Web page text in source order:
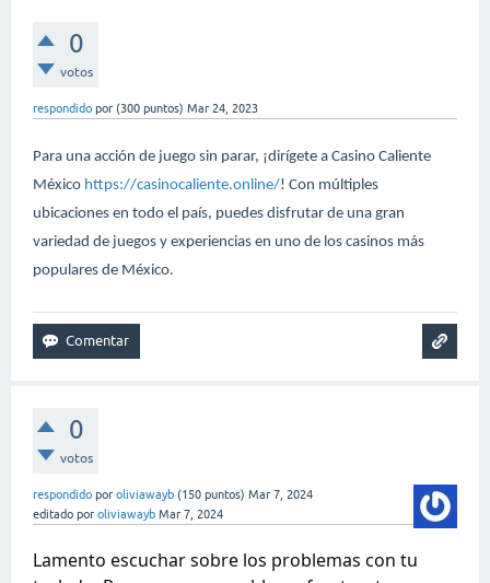
0
votos
respondido por (300 puntos) Mar 24, 2023
Para una acción de juego sin parar, ¡dirígete a Casino Caliente
México https://casinocaliente.online/! Con múltiples
ubicaciones en todo el país, puedes disfrutar de una gran
variedad de juegos y experiencias en uno de los casinos más
populares de México.
0
votos
respondido por oliviawayb (150 puntos) Mar 7, 2024
editado por oliviawayb Mar 7, 2024
Lamento escuchar sobre los problemas con tu